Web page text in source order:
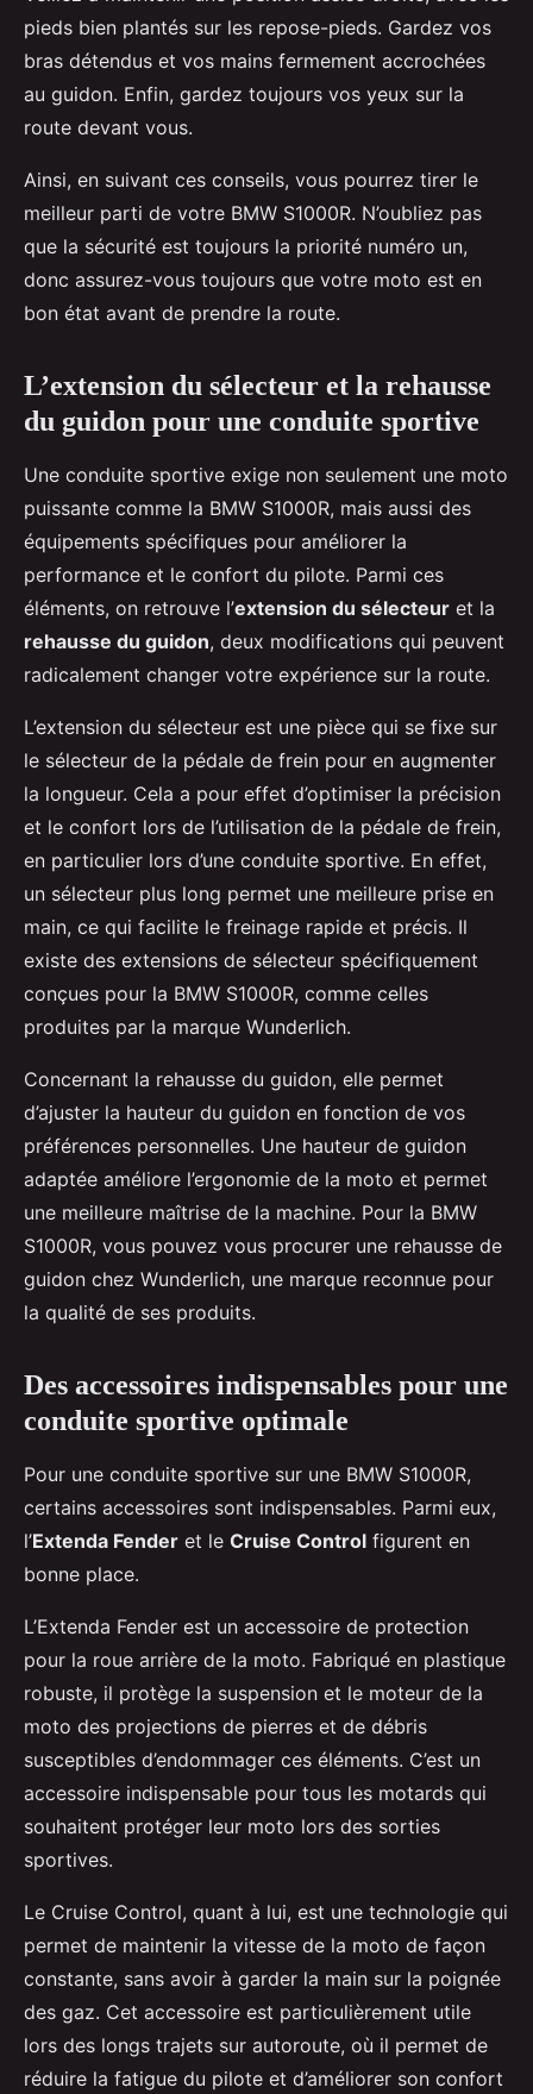
pieds bien plantés sur les repose-pieds. Gardez vos
bras détendus et vos mains fermement accrochées
au guidon. Enfin, gardez toujours vos yeux sur la
route devant vous.
Ainsi, en suivant ces conseils, vous pourrez tirer le
meilleur parti de votre BMW S1000R. N’oubliez pas
que la sécurité est toujours la priorité numéro un,
donc assurez-vous toujours que votre moto est en
bon état avant de prendre la route.
L’extension du sélecteur et la rehausse
du guidon pour une conduite sportive
Une conduite sportive exige non seulement une moto
puissante comme la BMW S1000R, mais aussi des
équipements spécifiques pour améliorer la
performance et le confort du pilote. Parmi ces
éléments, on retrouve l’extension du sélecteur et la
rehausse du guidon, deux modifications qui peuvent
radicalement changer votre expérience sur la route.
L’extension du sélecteur est une pièce qui se fixe sur
le sélecteur de la pédale de frein pour en augmenter
la longueur. Cela a pour effet d’optimiser la précision
et le confort lors de l’utilisation de la pédale de frein,
en particulier lors d’une conduite sportive. En effet,
un sélecteur plus long permet une meilleure prise en
main, ce qui facilite le freinage rapide et précis. Il
existe des extensions de sélecteur spécifiquement
conçues pour la BMW S1000R, comme celles
produites par la marque Wunderlich.
Concernant la rehausse du guidon, elle permet
d’ajuster la hauteur du guidon en fonction de vos
préférences personnelles. Une hauteur de guidon
adaptée améliore l’ergonomie de la moto et permet
une meilleure maîtrise de la machine. Pour la BMW
S1000R, vous pouvez vous procurer une rehausse de
guidon chez Wunderlich, une marque reconnue pour
la qualité de ses produits.
Des accessoires indispensables pour une
conduite sportive optimale
Pour une conduite sportive sur une BMW S1000R,
certains accessoires sont indispensables. Parmi eux,
l’Extenda Fender et le Cruise Control figurent en
bonne place.
L’Extenda Fender est un accessoire de protection
pour la roue arrière de la moto. Fabriqué en plastique
robuste, il protège la suspension et le moteur de la
moto des projections de pierres et de débris
susceptibles d’endommager ces éléments. C’est un
accessoire indispensable pour tous les motards qui
souhaitent protéger leur moto lors des sorties
sportives.
Le Cruise Control, quant à lui, est une technologie qui
permet de maintenir la vitesse de la moto de façon
constante, sans avoir à garder la main sur la poignée
des gaz. Cet accessoire est particulièrement utile
lors des longs trajets sur autoroute, où il permet de
réduire la fatigue du pilote et d’améliorer son confort